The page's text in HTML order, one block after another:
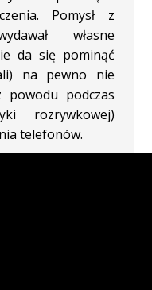
Pomysł z
własne
da się pominąć
na pewno nie
powodu podczas
rozrywkowej)
telefonów.